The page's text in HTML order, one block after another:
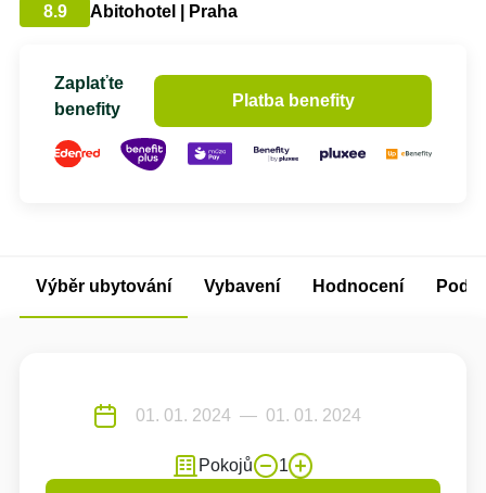
8.9 Abitohotel | Praha
Zaplaťte
benefity
Platba benefity
Výběr ubytování Vybavení Hodnocení
Pokojů 1